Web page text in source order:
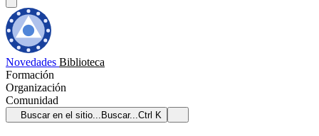
Novedades Biblioteca
Formación
Organización
Comunidad
Buscar en el sitio... Buscar...Ctrl K